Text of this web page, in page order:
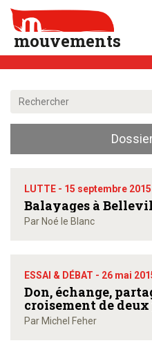
mouvements
ACHAT/ABONNEMENT
CONTACT
LUTTE - 15 septembre 2015
Balayages à
Par Noé le Blanc
ESSAI & DÉBAT - 26 mai
Don, échange,
croisement de
Par Michel Feher